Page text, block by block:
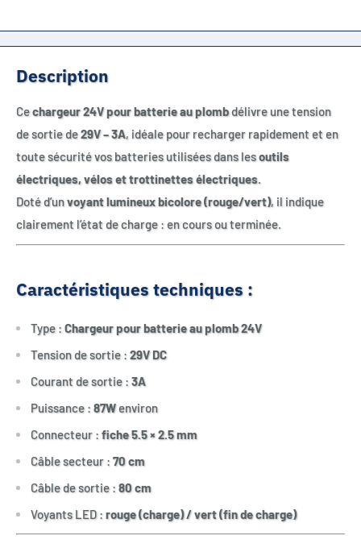
Description
Cechargeur 24V pour batterie au plombdélivre une tension
de sortie de29V – 3A, idéale pour recharger rapidement et en
toute sécurité vos batteries utilisées dans lesoutils
électriques, vélos et trottinettes électriques.
Doté d’unvoyant lumineux bicolore (rouge/vert), il indique
clairement l’état de charge : en cours ou terminée.
Caractéristiques techniques :
Type : Chargeur pour batterie au plomb 24V
Tension de sortie : 29V DC
Courant de sortie : 3A
Puissance : 87Wenviron
Connecteur : fiche 5.5 × 2.5 mm
Câble secteur : 70 cm
Câble de sortie : 80 cm
Voyants LED : rouge (charge) / vert (fin de charge)